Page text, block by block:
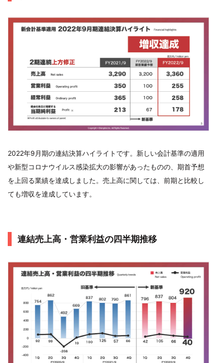
2022年9月期の連結決算ハイライトです。新しい会計基準の適用
や新型コロナウイルス感染拡大の影響があったものの、期首予想
を上回る業績を達成しました。売上高に関しては、前期と比較し
ても増収を達成しています。
連結売上高・営業利益の四半期推移